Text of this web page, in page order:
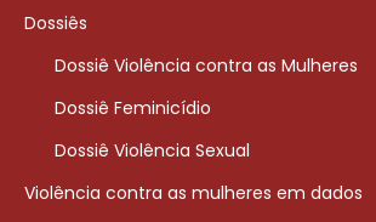
Dossiês
Dossiê Violência contra as Mulheres
Dossiê Feminicídio
Dossiê Violência Sexual
Violência contra as mulheres em dados